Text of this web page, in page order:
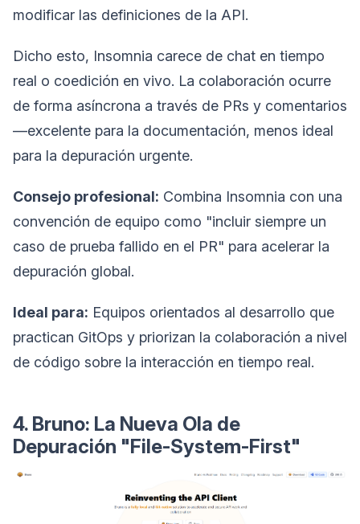
modificar las definiciones de la API.
Dicho esto, Insomnia carece de chat en tiempo
real o coedición en vivo. La colaboración ocurre
de forma asíncrona a través de PRs y comentarios
—excelente para la documentación, menos ideal
para la depuración urgente.
Consejo profesional: Combina Insomnia con una
convención de equipo como "incluir siempre un
caso de prueba fallido en el PR" para acelerar la
depuración global.
Ideal para: Equipos orientados al desarrollo que
practican GitOps y priorizan la colaboración a nivel
de código sobre la interacción en tiempo real.
4. Bruno: La Nueva Ola de
Depuración "File-System-First"